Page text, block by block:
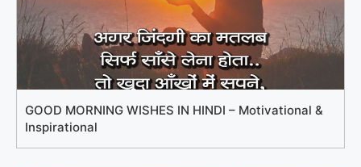
GOOD MORNING WISHES IN HINDI – Motivational &
Inspirational